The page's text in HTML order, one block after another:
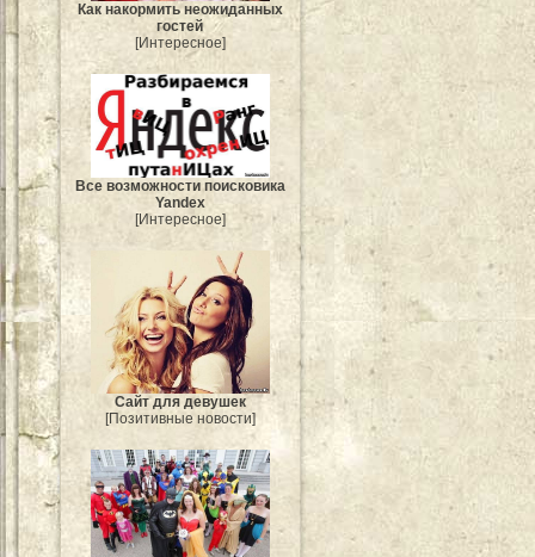
Как накормить неожиданных
гостей
[Интересное]
Все возможности поисковика
Yandex
[Интересное]
Сайт для девушек
[Позитивные новости]